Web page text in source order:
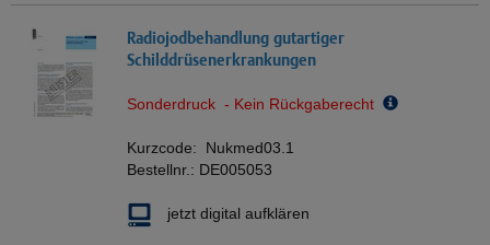
Radiojodbehandlung gutartiger
Schilddrüsenerkrankungen
Sonderdruck - Kein Rückgaberecht
Kurzcode: Nukmed03.1
Bestellnr.: DE005053
jetzt digital aufklären